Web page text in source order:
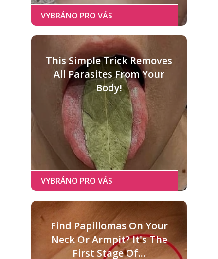
This Simple Trick Removes
All Parasites From Your
Body!
Find Papillomas On Your
Neck Or Armpit? It's The
First Stage Of...